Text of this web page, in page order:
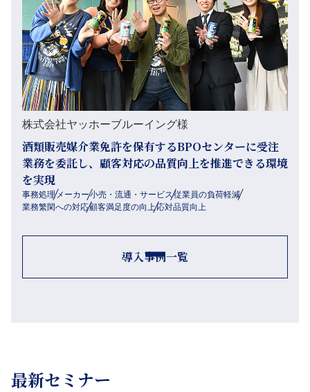
株式会社ヤッホーブルーイング様
酒類販売媒介業免許を保有するBPOセンターに受注
業務を委託し、顧客対応の品質向上を推進できる環境
を実現
事務処理メーカー小売・流通・サービス従業員の負荷軽減
業務繁閑への対応顧客満足度の向上応対品質向上
導入事例一覧
最新セミナー